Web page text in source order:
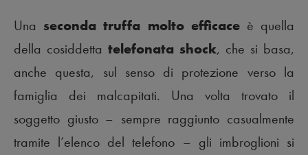
Una seconda truffa molto efficaceè quella
della cosiddetta telefonata shock, che si basa,
anche questa, sul senso di protezione verso la
famiglia dei malcapitati. Una volta trovato il
soggetto giusto – sempre raggiunto casualmente
tramite l’elenco del telefono – gli imbroglioni si